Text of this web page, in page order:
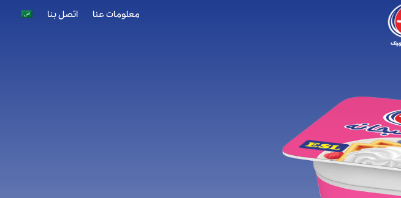
معلومات عنا اتصل بنا